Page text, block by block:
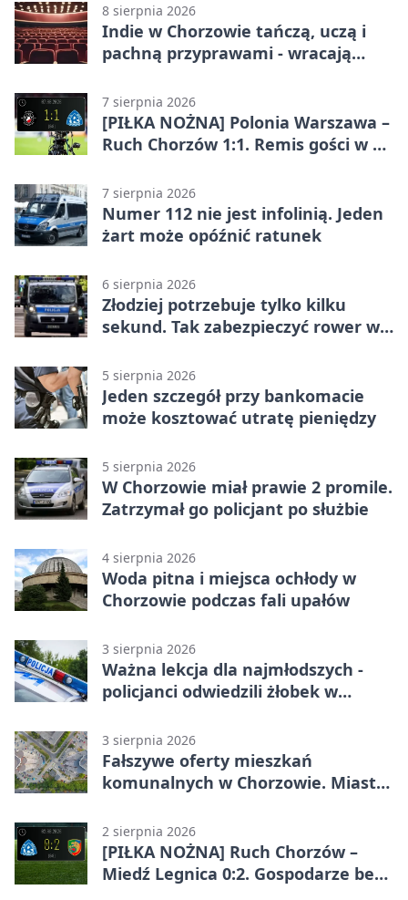
8 sierpnia 2026
Indie w Chorzowie tańczą, uczą i
pachną przyprawami - wracają
7 sierpnia 2026
[PIŁKA NOŻNA] Polonia Warszawa –
Ruch Chorzów 1:1. Remis gości w 3.
7 sierpnia 2026
Numer 112 nie jest infolinią. Jeden
żart może opóźnić ratunek
6 sierpnia 2026
Złodziej potrzebuje tylko kilku
sekund. Tak zabezpieczyć rower w
5 sierpnia 2026
Jeden szczegół przy bankomacie
może kosztować utratę pieniędzy
5 sierpnia 2026
W Chorzowie miał prawie 2 promile.
Zatrzymał go policjant po służbie
4 sierpnia 2026
Woda pitna i miejsca ochłody w
Chorzowie podczas fali upałów
3 sierpnia 2026
Ważna lekcja dla najmłodszych -
policjanci odwiedzili żłobek w
3 sierpnia 2026
Fałszywe oferty mieszkań
komunalnych w Chorzowie. Miasto
2 sierpnia 2026
[PIŁKA NOŻNA] Ruch Chorzów –
Miedź Legnica 0:2. Gospodarze bez